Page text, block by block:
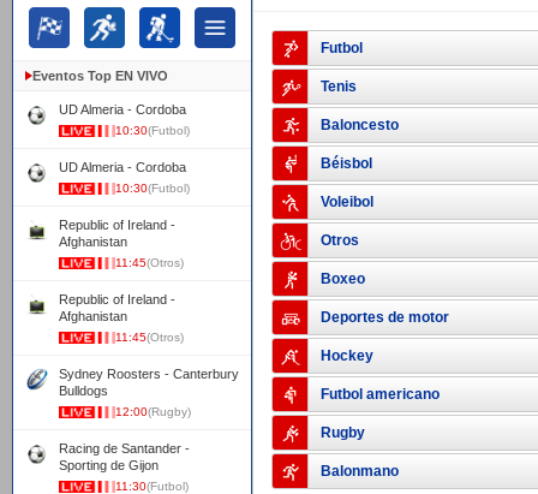
Eventos Top EN VIVO
UD Almeria - Cordoba
10:30(Futbol)
UD Almeria - Cordoba
10:30(Futbol)
Republic of Ireland -
Afghanistan
11:45(Otros)
Republic of Ireland -
Afghanistan
11:45(Otros)
Sydney Roosters - Canterbury
Bulldogs
12:00(Rugby)
Racing de Santander -
Sporting de Gijon
11:30(Futbol)
Futbol
Tenis
Baloncesto
Béisbol
Voleibol
Otros
Boxeo
Deportes de motor
Hockey
Futbol americano
Rugby
Balonmano